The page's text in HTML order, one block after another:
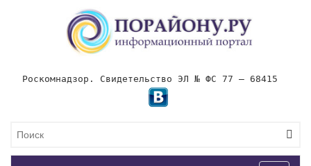
Роскомнадзор. Свидетельство ЭЛ № ФС 77 – 68415